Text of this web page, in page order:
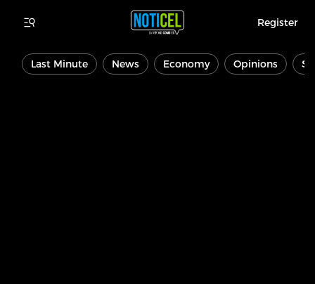
Register
Last Minute News Economy Opinions